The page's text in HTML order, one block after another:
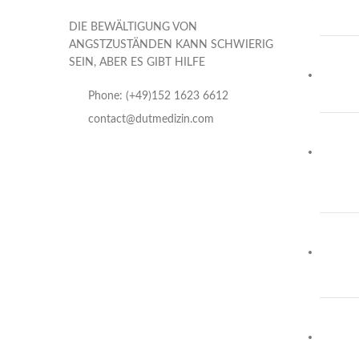
DIE BEWÄLTIGUNG VON
ANGSTZUSTÄNDEN KANN SCHWIERIG
SEIN, ABER ES GIBT HILFE
Phone: (+49)152 1623 6612
contact@dutmedizin.com